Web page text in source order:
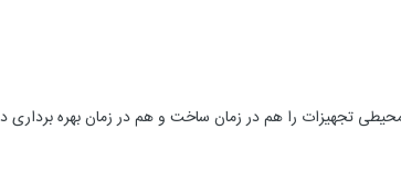
محیطی تجهیزات را هم در زمان ساخت و هم در زمان بهره برداری